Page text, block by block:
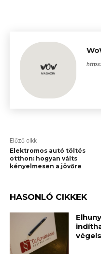
Előző cikk
Elektromos autó töltés
otthon: hogyan válts
kényelmesen a jövőre
HASONLÓ CIKKEK